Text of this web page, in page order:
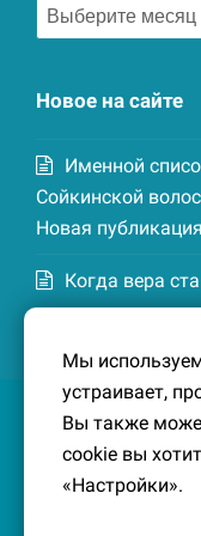
Архив
записей
Новое на сайте
Именной
Сойкинской
Новая
Когда вера
Котельской
27 гг. Новая
эпох»
Мы
устраивает,
Вы также
cookie вы
«Настройки».